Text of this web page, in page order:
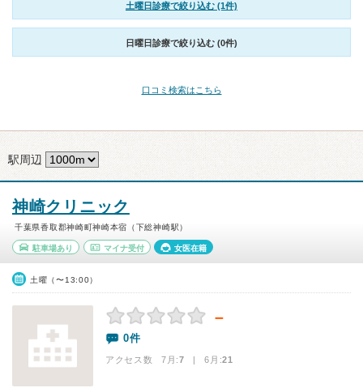
土曜日診療で絞り込む (1件)
日曜日診療で絞り込む (0件)
口コミ検索はこちら
駅周辺
神崎クリニック
千葉県香取郡神崎町神崎本宿（下総神崎駅）
駐車場あり マイナ受付 女医在籍
土曜（〜13:00）
－
0件
アクセス数 7月:7 | 6月:21